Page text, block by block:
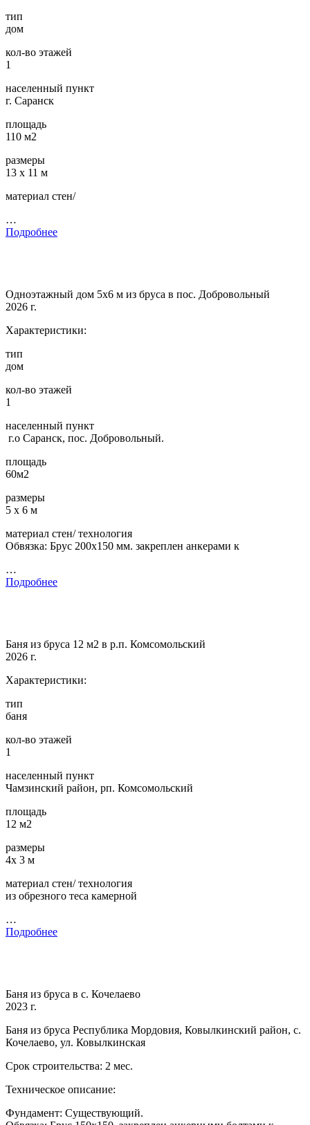
тип
дом
кол-во этажей
1
населенный пункт
г. Саранск
площадь
110 м2
размеры
13 х 11 м
материал стен/
…
Подробнее
Одноэтажный дом 5х6 м из бруса в пос. Добровольный
2026 г.
Характеристики:
тип
дом
кол-во этажей
1
населенный пункт
г.о Саранск, пос. Добровольный.
площадь
60м2
размеры
5 х 6 м
материал стен/ технология
Обвязка: Брус 200х150 мм. закреплен анкерами к
…
Подробнее
Баня из бруса 12 м2 в р.п. Комсомольский
2026 г.
Характеристики:
тип
баня
кол-во этажей
1
населенный пункт
Чамзинский район, рп. Комсомольский
площадь
12 м2
размеры
4х 3 м
материал стен/ технология
из обрезного теса камерной
…
Подробнее
Баня из бруса в с. Кочелаево
2023 г.
Баня из бруса Республика Мордовия, Ковылкинский район, с.
Кочелаево, ул. Ковылкинская
Срок строительства: 2 мес.
Техническое описание:
Фундамент: Существующий.